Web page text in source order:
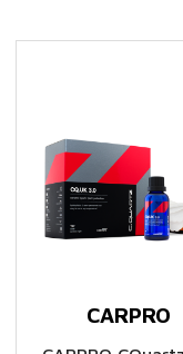
CARPRO